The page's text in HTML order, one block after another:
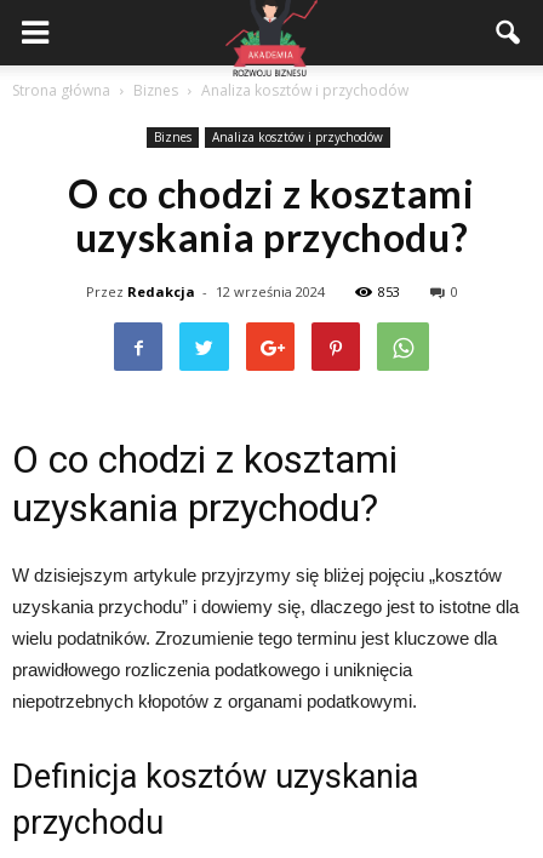
Akademiarozwojubiznesu.pl
Strona główna Biznes Analiza kosztów i przychodów
Biznes Analiza kosztów i przychodów
O co chodzi z kosztami
uzyskania przychodu?
Przez Redakcja - 12 września 2024 853 0
O co chodzi z kosztami
uzyskania przychodu?
W dzisiejszym artykule przyjrzymy się bliżej pojęciu „kosztów
uzyskania przychodu” i dowiemy się, dlaczego jest to istotne dla
wielu podatników. Zrozumienie tego terminu jest kluczowe dla
prawidłowego rozliczenia podatkowego i uniknięcia
niepotrzebnych kłopotów z organami podatkowymi.
Definicja kosztów uzyskania
przychodu